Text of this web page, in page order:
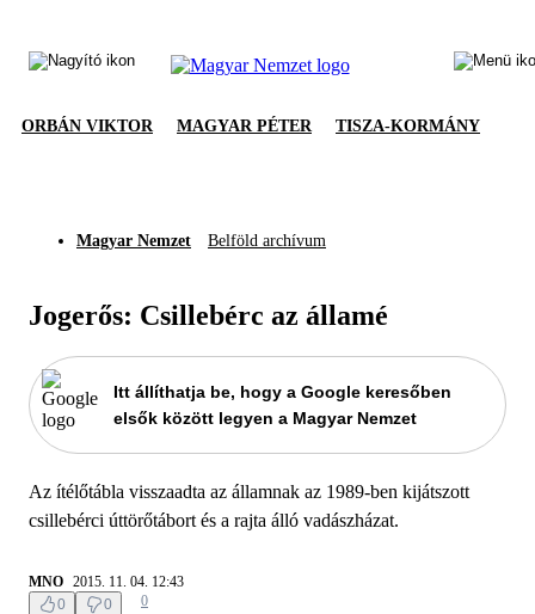
ORBÁN VIKTOR MAGYAR PÉTER TISZA-KORMÁNY
Magyar Nemzet Belföld archívum
Jogerős: Csillebérc az államé
Itt állíthatja be, hogy a Google keresőben
elsők között legyen a Magyar Nemzet
Az ítélőtábla visszaadta az államnak az 1989-ben kijátszott
csillebérci úttörőtábort és a rajta álló vadászházat.
MNO 2015. 11. 04. 12:43
0
0 0